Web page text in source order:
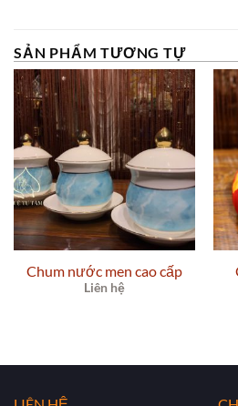
SẢN PHẨM TƯƠNG TỰ
Chum nước men cao cấp
Liên hệ